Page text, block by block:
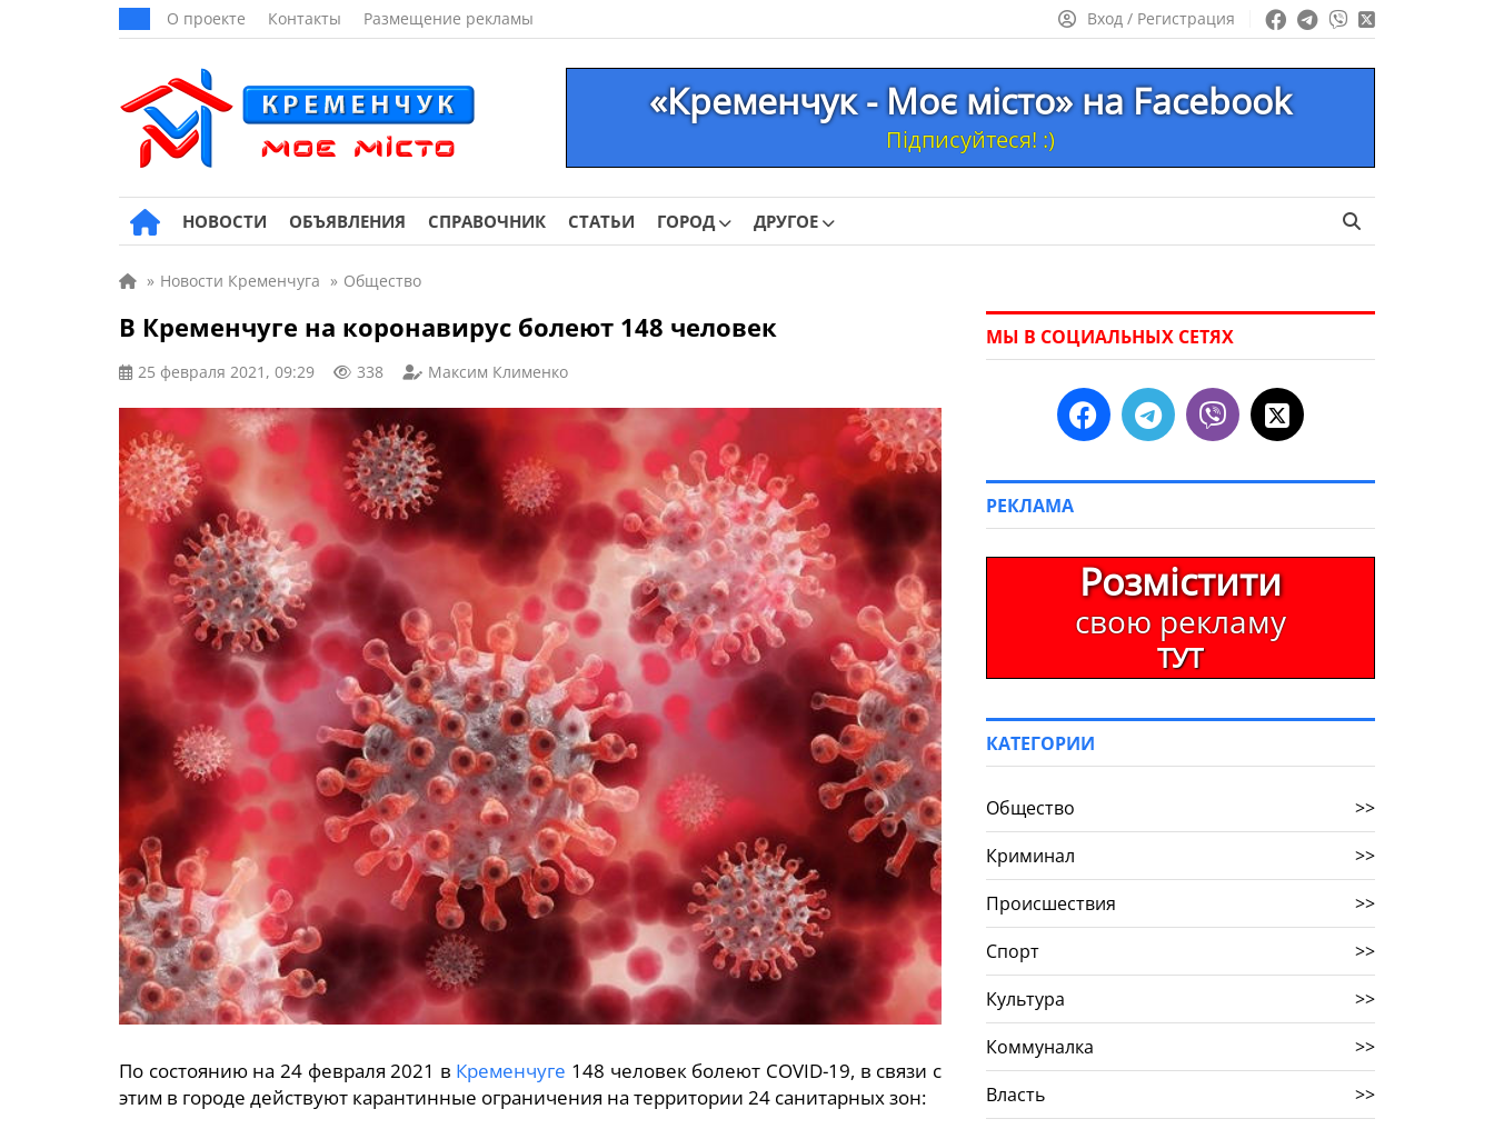
О проекте Контакты Размещение рекламы Вход / Регистрация
«Кременчук - Моє місто» на Facebook
Підписуйтеся! :)
НОВОСТИ ОБЪЯВЛЕНИЯ СПРАВОЧНИК СТАТЬИ ГОРОД ДРУГОЕ
» Новости Кременчуга » Общество
В Кременчуге на коронавирус болеют 148 человек
25 февраля 2021, 09:29 338 Максим Клименко
По состоянию на 24 февраля 2021 в Кременчуге 148 человек болеют COVID-19, в связи с
этим в городе действуют карантинные ограничения на территории 24 санитарных зон:
МЫ В СОЦИАЛЬНЫХ СЕТЯХ
РЕКЛАМА
Розмістити
свою рекламу
ТУТ
КАТЕГОРИИ
Общество
>>
Криминал
>>
Происшествия
>>
Спорт
>>
Культура
>>
Коммуналка
>>
Власть
>>